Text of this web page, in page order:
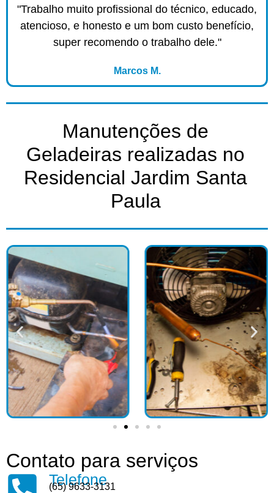
"Trabalho muito profissional do técnico, educado,
atencioso, e honesto e um bom custo benefício,
super recomendo o trabalho dele."
Marcos M.
Manutenções de
Geladeiras realizadas no
Residencial Jardim Santa
Paula​
Contato para serviços
Telefone
(65) 9633-3131